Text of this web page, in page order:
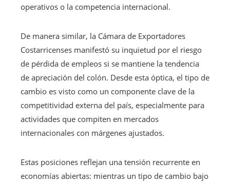
operativos o la competencia internacional.
De manera similar, la Cámara de Exportadores
Costarricenses manifestó su inquietud por el riesgo
de pérdida de empleos si se mantiene la tendencia
de apreciación del colón. Desde esta óptica, el tipo de
cambio es visto como un componente clave de la
competitividad externa del país, especialmente para
actividades que compiten en mercados
internacionales con márgenes ajustados.
Estas posiciones reflejan una tensión recurrente en
economías abiertas: mientras un tipo de cambio bajo